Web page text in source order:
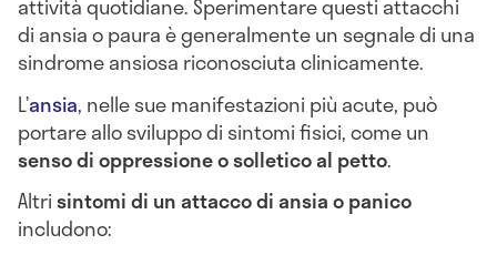
attività quotidiane. Sperimentare questi attacchi
di ansia o paura è generalmente un segnale di una
sindrome ansiosa riconosciuta clinicamente.
L’ansia, nelle sue manifestazioni più acute, può
portare allo sviluppo di sintomi fisici, come un
senso di oppressione o solletico al petto.
Altrisintomi di un attacco di ansia o panico
includono: